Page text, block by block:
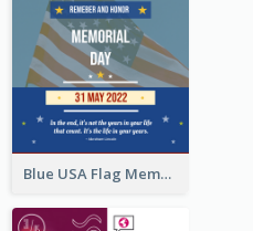
Blue USA Flag Memorial Day Instagram Post Design